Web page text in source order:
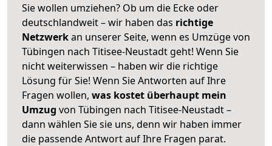
Sie wollen umziehen? Ob um die Ecke oder
deutschlandweit – wir haben das richtige
Netzwerkan unserer Seite, wenn es Umzüge von
Tübingen nach Titisee-Neustadt geht! Wenn Sie
nicht weiterwissen – haben wir die richtige
Lösung für Sie! Wenn Sie Antworten auf Ihre
Fragen wollen, was kostet überhaupt mein
Umzug von Tübingen nach Titisee-Neustadt –
dann wählen Sie sie uns, denn wir haben immer
die passende Antwort auf Ihre Fragen parat.